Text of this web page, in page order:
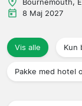
Ligaer
Rejsebureauer
Bournemouth,
8 Maj 2027
Vis alle Kun
Pakke med hotel